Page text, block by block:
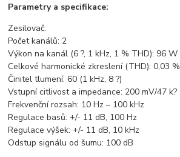
Parametry a specifikace:
Zesilovač:
Počet kanálů: 2
Výkon na kanál (6 ?, 1 kHz, 1 % THD): 96 W
Celkové harmonické zkreslení (THD): 0,03 %
Činitel tlumení: 60 (1 kHz, 8 ?)
Vstupní citlivost a impedance: 200 mV/47 k?
Frekvenční rozsah: 10 Hz – 100 kHz
Regulace basů: +/- 11 dB, 100 Hz
Regulace výšek: +/- 11 dB, 10 kHz
Odstup signálu od šumu: 100 dB